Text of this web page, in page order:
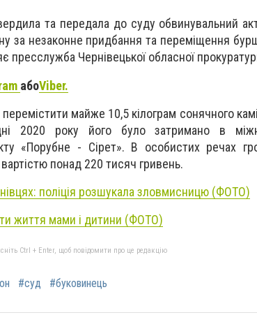
та передала до суду обвинувальний
за незаконне придбання та переміщення
пресслужба Чернівецької обласної
абоViber.
майже 10,5 кілограм сонячного
2020 року його було затримано в
«Порубне - Сірет». В особистих речах
понад 220 тисяч гривень.
поліція розшукала зловмисницю (ФОТО)
життя мами і дитини (ФОТО)
Ctrl + Enter, щоб повідомити про це редакцію
#суд #буковинець